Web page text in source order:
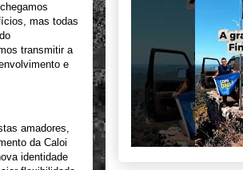
mas todas
transmitir a
e
amadores,
da Caloi
identidade